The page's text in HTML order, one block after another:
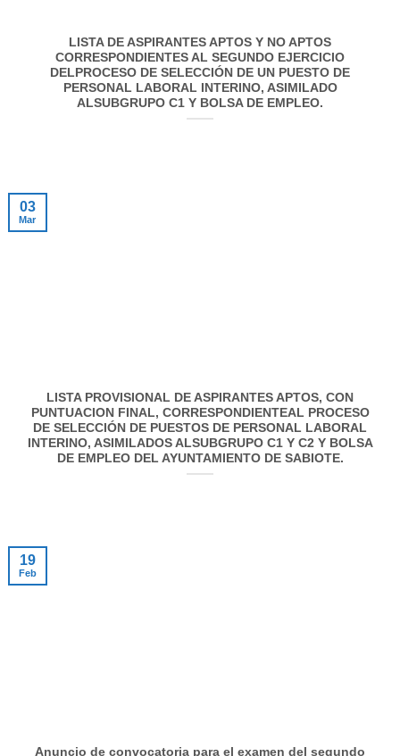
LISTA DE ASPIRANTES APTOS Y NO APTOS
CORRESPONDIENTES AL SEGUNDO EJERCICIO
DELPROCESO DE SELECCIÓN DE UN PUESTO DE
PERSONAL LABORAL INTERINO, ASIMILADO
ALSUBGRUPO C1 Y BOLSA DE EMPLEO.
LISTA PROVISIONAL DE ASPIRANTES APTOS, CON
PUNTUACION FINAL, CORRESPONDIENTEAL PROCESO
DE SELECCIÓN DE PUESTOS DE PERSONAL LABORAL
INTERINO, ASIMILADOS ALSUBGRUPO C1 Y C2 Y BOLSA
DE EMPLEO DEL AYUNTAMIENTO DE SABIOTE.
03
Mar
Anuncio de convocatoria para el examen del segundo
19
Feb